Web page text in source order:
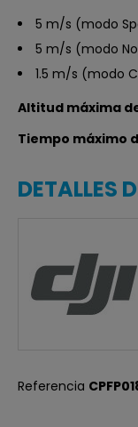
5 m/s (modo
5 m/s (modo
1.5 m/s (modo
Altitud máxima
Tiempo máximo
DETALLES
Referencia